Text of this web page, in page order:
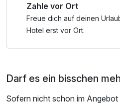
miteinander verbinden möchten.
Zahle vor Ort
Freue dich auf deinen
Hotel erst vor Ort.
Darf es ein bisschen
Sofern nicht schon im